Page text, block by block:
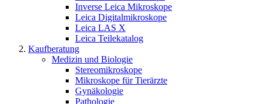
Inverse Leica Mikroskope
Leica Digitalmikroskope
Leica LAS X
Leica Teilekatalog
Kaufberatung
Medizin und Biologie
Stereomikroskope
Mikroskope für Tierärzte
Gynäkologie
Pathologie